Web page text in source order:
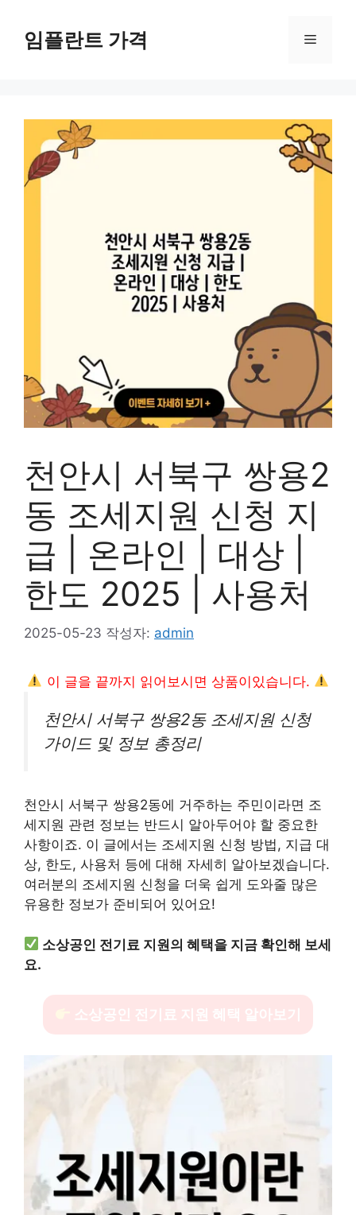
임플란트 가격 메
천안시 서북구 쌍용2
동 조세지원 신청 지
급 | 온라인 | 대상 |
한도 2025 | 사용처
2025-05-23 작성자: admin
이 글을 끝까지 읽어보시면 상품이있습니다.
천안시 서북구 쌍용2동 조세지원 신청
가이드 및 정보 총정리
천안시 서북구 쌍용2동에 거주하는 주민이라면 조
세지원 관련 정보는 반드시 알아두어야 할 중요한
사항이죠. 이 글에서는 조세지원 신청 방법, 지급 대
상, 한도, 사용처 등에 대해 자세히 알아보겠습니다.
여러분의 조세지원 신청을 더욱 쉽게 도와줄 많은
유용한 정보가 준비되어 있어요!
소상공인 전기료 지원의 혜택을 지금 확인해 보세
요.
소상공인 전기료 지원 혜택 알아보기